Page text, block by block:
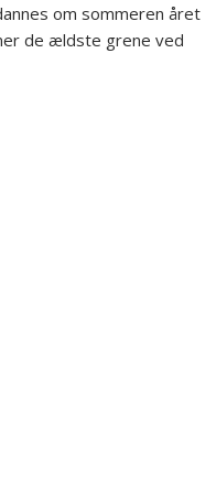
om sommeren året
de ældste grene ved